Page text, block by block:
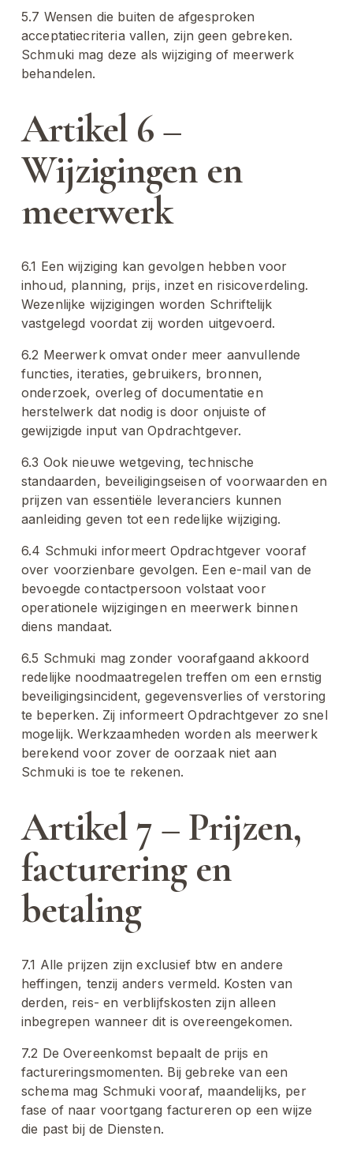
5.7 Wensen die buiten de afgesproken
acceptatiecriteria vallen, zijn geen gebreken.
Schmuki mag deze als wijziging of meerwerk
behandelen.
Artikel 6 –
Wijzigingen en
meerwerk
6.1 Een wijziging kan gevolgen hebben voor
inhoud, planning, prijs, inzet en risicoverdeling.
Wezenlijke wijzigingen worden Schriftelijk
vastgelegd voordat zij worden uitgevoerd.
6.2 Meerwerk omvat onder meer aanvullende
functies, iteraties, gebruikers, bronnen,
onderzoek, overleg of documentatie en
herstelwerk dat nodig is door onjuiste of
gewijzigde input van Opdrachtgever.
6.3 Ook nieuwe wetgeving, technische
standaarden, beveiligingseisen of voorwaarden en
prijzen van essentiële leveranciers kunnen
aanleiding geven tot een redelijke wijziging.
6.4 Schmuki informeert Opdrachtgever vooraf
over voorzienbare gevolgen. Een e-mail van de
bevoegde contactpersoon volstaat voor
operationele wijzigingen en meerwerk binnen
diens mandaat.
6.5 Schmuki mag zonder voorafgaand akkoord
redelijke noodmaatregelen treffen om een ernstig
beveiligingsincident, gegevensverlies of verstoring
te beperken. Zij informeert Opdrachtgever zo snel
mogelijk. Werkzaamheden worden als meerwerk
berekend voor zover de oorzaak niet aan
Schmuki is toe te rekenen.
Artikel 7 – Prijzen,
facturering en
betaling
7.1 Alle prijzen zijn exclusief btw en andere
heffingen, tenzij anders vermeld. Kosten van
derden, reis- en verblijfskosten zijn alleen
inbegrepen wanneer dit is overeengekomen.
7.2 De Overeenkomst bepaalt de prijs en
factureringsmomenten. Bij gebreke van een
schema mag Schmuki vooraf, maandelijks, per
fase of naar voortgang factureren op een wijze
die past bij de Diensten.